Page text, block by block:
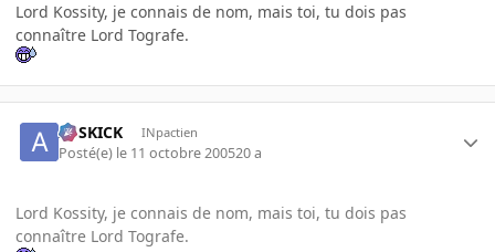
Lord Kossity, je connais de nom, mais toi, tu dois pas
connaître Lord Tografe.
ASSKICK INpactien
Posté(e) le 11 octobre 200520 a
Lord Kossity, je connais de nom, mais toi, tu dois pas
connaître Lord Tografe.